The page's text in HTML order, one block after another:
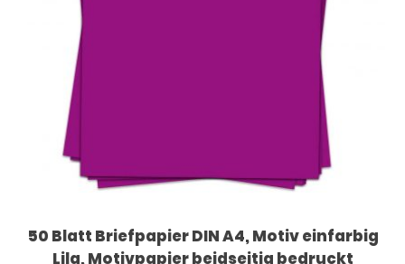
50 Blatt Briefpapier DIN A4, Motiv einfarbig
Lila, Motivpapier beidseitig bedruckt